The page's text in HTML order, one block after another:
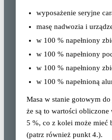
wyposażenie seryjne
masę nadwozia i
w 100 % napełniony
w 100 % napełniony
w 100 % napełniony
w 100 % napełnioną
Masa w stanie gotowym
że są to wartości
5 %, co z kolei może mieć
(patrz również punkt 4.).